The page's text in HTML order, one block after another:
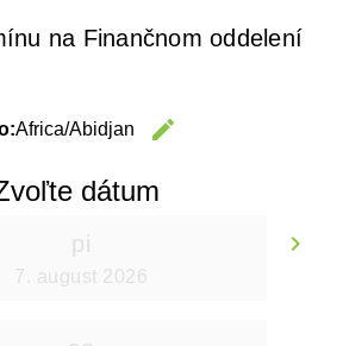
na Finančnom oddelení
Africa/Abidjan
edit
dátum
keyboard_arrow_right
pi
7. august 2026